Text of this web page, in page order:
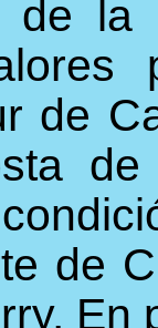
de la
de
de
de
En